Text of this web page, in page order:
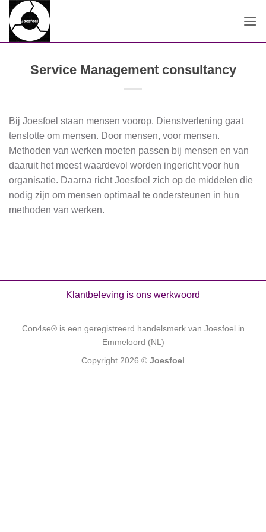
naar
inhoud
Service Management consultancy
Bij Joesfoel staan mensen voorop. Dienstverlening gaat
tenslotte om mensen. Door mensen, voor mensen.
Methoden van werken moeten passen bij mensen en van
daaruit het meest waardevol worden ingericht voor hun
organisatie. Daarna richt Joesfoel zich op de middelen die
nodig zijn om mensen optimaal te ondersteunen in hun
methoden van werken.
Klantbeleving is ons werkwoord
Con4se® is een geregistreerd handelsmerk van Joesfoel in
Emmeloord (NL)
Copyright 2026 © Joesfoel